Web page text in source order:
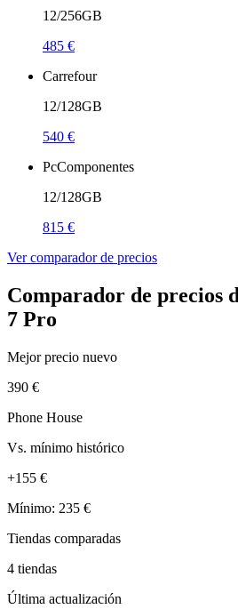
12/256GB
485 €
Carrefour
12/128GB
540 €
PcComponentes
12/128GB
815 €
Ver comparador de precios
Comparador de precios
7 Pro
Mejor precio nuevo
390 €
Phone House
Vs. mínimo histórico
+155 €
Mínimo: 235 €
Tiendas comparadas
4 tiendas
Última actualización